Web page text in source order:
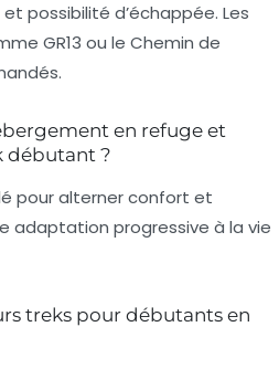
possibilité d’échappée. Les
GR13 ou le Chemin de
en refuge et
débutant ?
pour alterner confort et
adaptation progressive à la vie
treks pour débutants en